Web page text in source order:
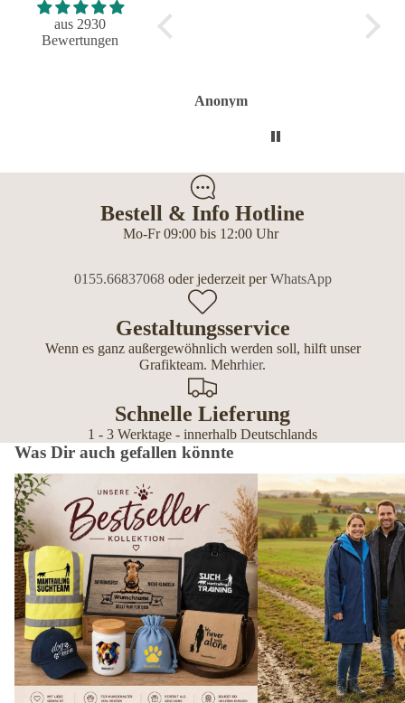
aus 2930
Bewertungen
Anonym
Bestell & Info Hotline
Mo-Fr 09:00 bis 12:00 Uhr
0155.66837068oder jederzeit perWhatsApp
Gestaltungsservice
Wenn es ganz außergewöhnlich werden soll, hilft unser
Grafikteam. Mehrhier.
Schnelle Lieferung
1 - 3 Werktage - innerhalb Deutschlands
Was Dir auch gefallen könnte
Bestseller – die beliebtesten Geschenke
für Hundebesitzer
Wetterfeste Outdoor-
Hundemenschen –
Editionen